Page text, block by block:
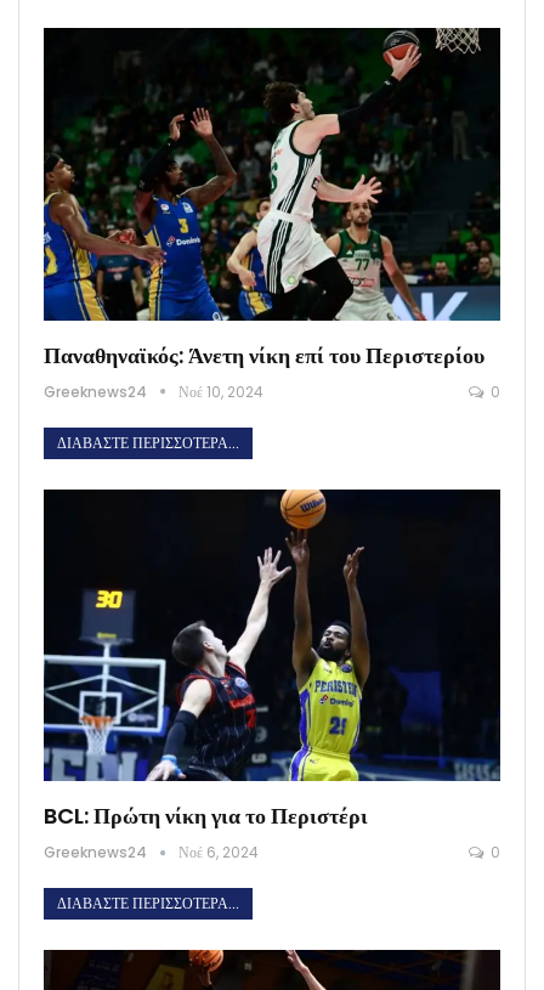
Παναθηναϊκός: Άνετη νίκη επί του Περιστερίου
Greeknews24 Νοέ 10, 2024 0
ΔΙΑΒΆΣΤΕ ΠΕΡΙΣΣΌΤΕΡΑ...
BCL: Πρώτη νίκη για το Περιστέρι
Greeknews24 Νοέ 6, 2024 0
ΔΙΑΒΆΣΤΕ ΠΕΡΙΣΣΌΤΕΡΑ...